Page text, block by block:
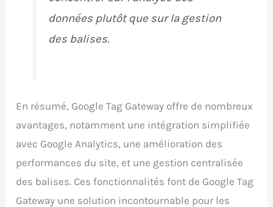
données plutôt que sur la gestion
des balises.
En résumé, Google Tag Gateway offre de nombreux
avantages, notamment une intégration simplifiée
avec Google Analytics, une amélioration des
performances du site, et une gestion centralisée
des balises. Ces fonctionnalités font de Google Tag
Gateway une solution incontournable pour les